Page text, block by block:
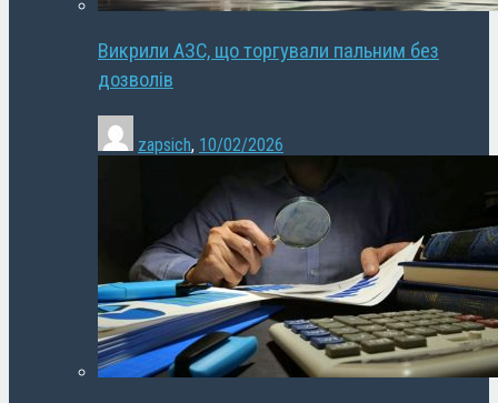
Викрили АЗС, що торгували пальним без
дозволів
zapsich, 10/02/2026